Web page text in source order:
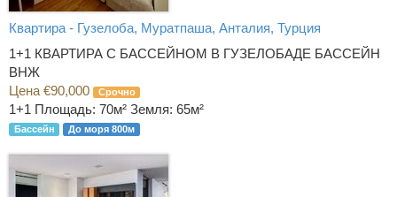
Квартира - Гузелоба, Муратпаша, Анталия, Турция
1+1 КВАРТИРА С БАССЕЙНОМ В ГУЗЕЛОБАДЕ БАССЕЙН
ВНЖ
Цена €90,000
Срочно
1+1 Площадь: 70м² Земля: 65м²
Бассейн До моря 800м